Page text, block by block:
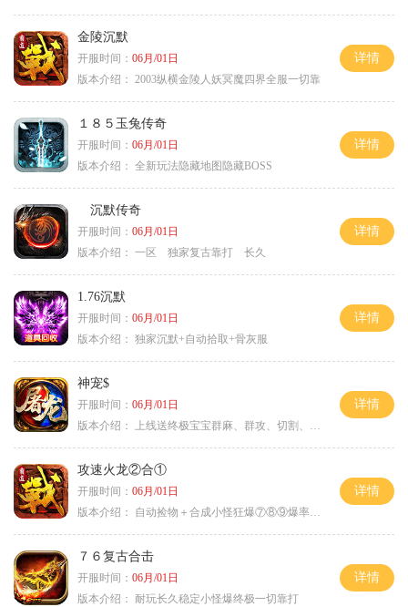
金陵沉默
开服时间： 06月/01日
版本介绍： 2003纵横金陵人妖冥魔四界全服一切靠
详情
１８５玉兔传奇
开服时间： 06月/01日
版本介绍： 全新玩法隐藏地图隐藏BOSS
详情
沉默传奇
开服时间： 06月/01日
版本介绍： 一区 独家复古靠打 长久
详情
1.76沉默
开服时间： 06月/01日
版本介绍： 独家沉默+自动拾取+骨灰服
详情
神宠$
开服时间： 06月/01日
版本介绍：
上线送终极宝宝群麻、群攻、切割、吸血
详情
攻速火龙②合①
开服时间： 06月/01日
版本介绍：
自动捡物＋合成小怪狂爆⑦⑧⑨爆率+９
详情
７６复古合击
开服时间： 06月/01日
版本介绍： 耐玩长久稳定小怪爆终极一切靠打
详情